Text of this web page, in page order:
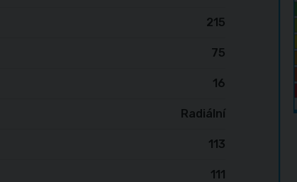
215
75
16
Radiální
113
111